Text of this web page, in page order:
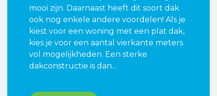
mooi zijn. Daarnaast heeft dit soort dak
ook nog enkele andere voordelen! Als je
kiest voor een woning met een plat dak,
kies je voor een aantal vierkante meters
vol mogelijkheden. Een sterke
dakconstructie is dan...